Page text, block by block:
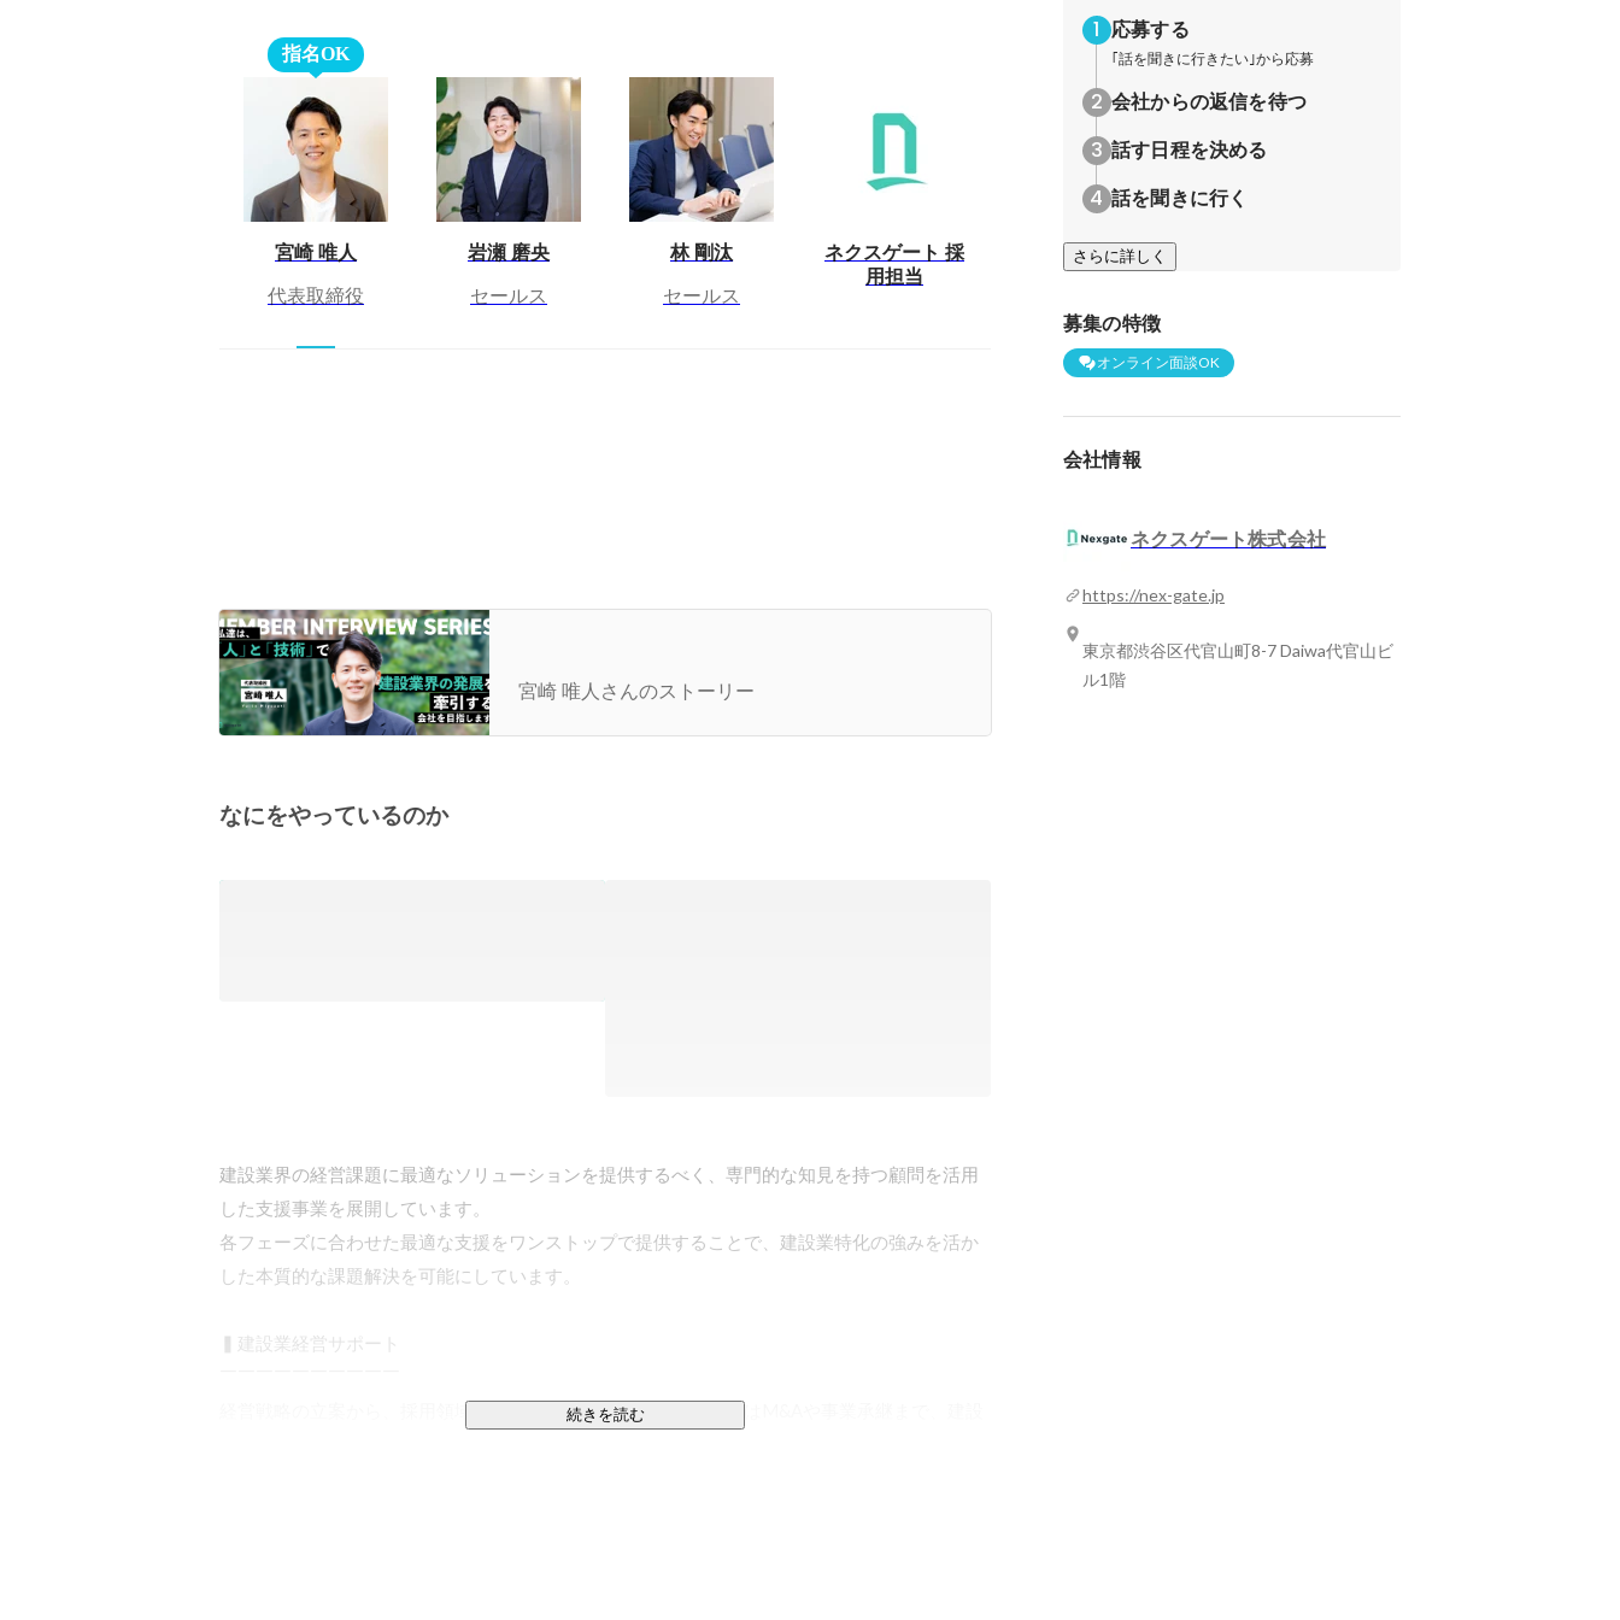
指名OK
宮崎 唯人
代表取締役
岩瀬 磨央
セールス
林 剛汰
セールス
ネクスゲート 採
用担当
もが「ものづくり」に心躍らせる未来へ。AI時代
にこそ、建設業界は世界の主役に返り咲く。
宮崎 唯人さんのストーリー
なにをやっているのか
建設業界の経営課題に最適なソリューションを提供するべく、専門的な知見を持つ顧問を活用
した支援事業を展開しています。
各フェーズに合わせた最適な支援をワンストップで提供することで、建設業特化の強みを活か
した本質的な課題解決を可能にしています。
▍建設業経営サポート
経営戦略の立案から、採用領域の強化、財務・資金調達、さらにはM&Aや事業承継まで、建設
続きを読む
応募する
｢話を聞きに行きたい｣から応募
会社からの返信を待つ
話す日程を決める
話を聞きに行く
さらに詳しく
募集の特徴
オンライン面談OK
会社情報
ネクスゲート株式会社
https://nex-gate.jp
東京都渋谷区代官山町8-7 Daiwa代官山ビ
ル1階